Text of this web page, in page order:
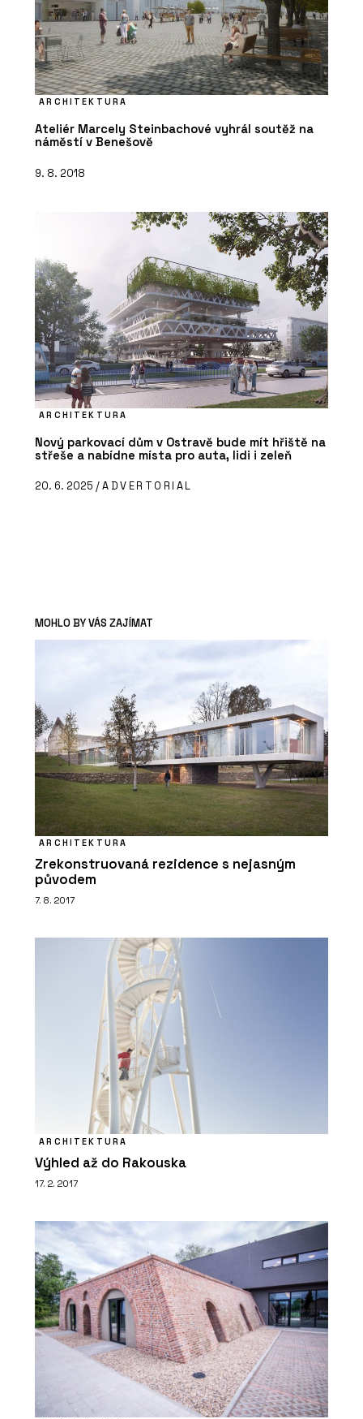
ARCHITEKTURA
Ateliér Marcely Steinbachové vyhrál soutěž na
náměstí v Benešově
9. 8. 2018
ARCHITEKTURA
Nový parkovací dům v Ostravě bude mít hřiště na
střeše a nabídne místa pro auta, lidi i zeleň
20. 6. 2025 /ADVERTORIAL
MOHLO BY VÁS ZAJÍMAT
ARCHITEKTURA
Zrekonstruovaná rezidence s nejasným
původem
7. 8. 2017
ARCHITEKTURA
Výhled až do Rakouska
17. 2. 2017